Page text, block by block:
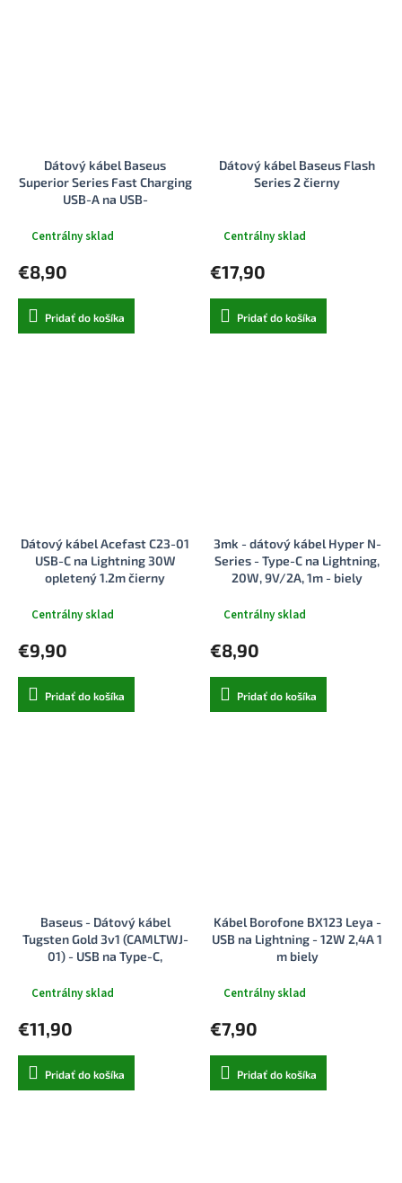
Dátový kábel Baseus
Superior Series Fast Charging
USB-A na USB-
1m hviezdne biely
Centrálny sklad
€8,90
Pridať do košíka
Dátový kábel Baseus Flash
Series 2 čierny
Centrálny sklad
€17,90
Pridať do košíka
Dátový kábel Acefast C23-01
USB-C na Lightning 30W
opletený 1.2m čierny
Centrálny sklad
€9,90
Pridať do košíka
3mk - dátový kábel Hyper N-
Series - Type-C na Lightning,
20W, 9V/2A, 1m - biely
Centrálny sklad
€8,90
Pridať do košíka
Baseus - Dátový kábel
Tugsten Gold 3v1 (CAMLTWJ-
01) - USB na Type-C,
1,5m - čierny
Centrálny sklad
€11,90
Pridať do košíka
Kábel Borofone BX123 Leya -
USB na Lightning - 12W 2,4A 1
m biely
Centrálny sklad
€7,90
Pridať do košíka